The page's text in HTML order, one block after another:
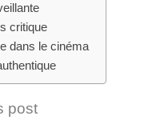
critique
dans le cinéma
post